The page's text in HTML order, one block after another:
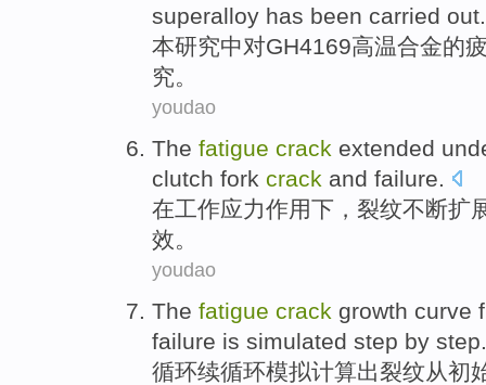
superalloy has been carried out.
本研究中对GH4169高温合金的
究。
youdao
The fatigue crack extended
clutch fork crack and failure.
在工作应力作用下 ， 裂纹不断扩
效。
youdao
The fatigue crack growth curve
failure is simulated step by step.
循环续循环模拟计算出裂纹从初